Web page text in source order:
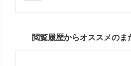
閲覧履歴からオススメのま